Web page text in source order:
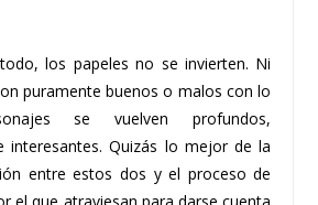
los papeles no se invierten. Ni
puramente buenos o malos con lo
se vuelven profundos,
interesantes. Quizás lo mejor de la
entre estos dos y el proceso de